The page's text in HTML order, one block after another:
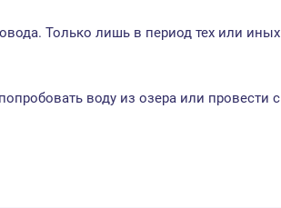
Только лишь в период тех или иных
воду из озера или провести с